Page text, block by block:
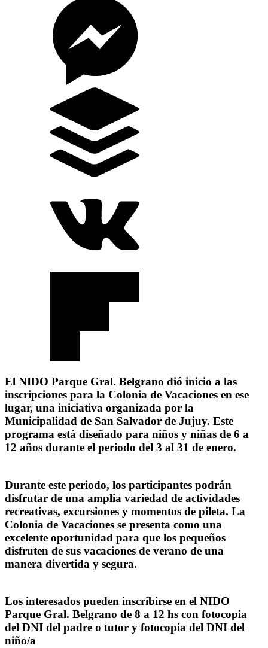
El NIDO Parque Gral. Belgrano dió inicio a las
inscripciones para la Colonia de Vacaciones en ese
lugar, una iniciativa organizada por la
Municipalidad de San Salvador de Jujuy. Este
programa está diseñado para niños y niñas de 6 a
12 años durante el periodo del 3 al 31 de enero.
Durante este periodo, los participantes podrán
disfrutar de una amplia variedad de actividades
recreativas, excursiones y momentos de pileta. La
Colonia de Vacaciones se presenta como una
excelente oportunidad para que los pequeños
disfruten de sus vacaciones de verano de una
manera divertida y segura.
Los interesados pueden inscribirse en el NIDO
Parque Gral. Belgrano de 8 a 12 hs con fotocopia
del DNI del padre o tutor y fotocopia del DNI del
niño/a